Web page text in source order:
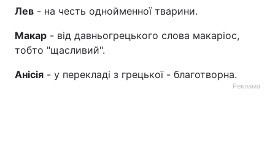
Лев - на честь однойменної тварини.
Макар - від давньогрецького слова макаріос,
тобто "щасливий".
Анісія - у перекладі з грецької - благотворна.
Реклама